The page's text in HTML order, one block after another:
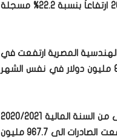
شهدت الصادرات الهندسية خلال العشرة أشهر الأولى من السنة المالية 2020/2021 ارتفاعاً بنسبة 22.2% مسجلة
المصرية ارتفعت في
شهر أبريل 2021 لمستويات 226.3 مليون دولار بنسبة زيادة %173 بالمقارنة ب 82.8 مليون دولار في نفس الشهر
وأشار المجلس التصديري للصناعات الهندسية إلى أن صادرات الشهور الأربعة الأولى من السنة المالية 2020/2021
قفزت بنسبة 49 % بالمقارنة بنفس الفترة من السنة المالية 2019/2020، حيث ارتفعت الصادرات الى 967.7 مليون